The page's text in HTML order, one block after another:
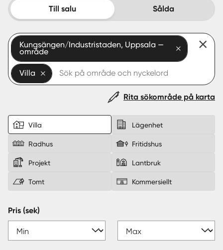
Start
Logga in
Till salu Sålda
Kungsängen/Industristaden, Uppsala —
område
Villa
Rita sökområde på karta
Villa Lägenhet
Radhus Fritidshus
Projekt Lantbruk
Tomt Kommersiellt
Pris (sek)